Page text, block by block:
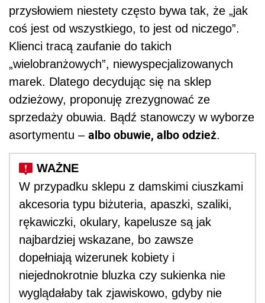
przysłowiem niestety często bywa tak, że „jak
coś jest od wszystkiego, to jest od niczego”.
Klienci tracą zaufanie do takich
„wielobranżowych”, niewyspecjalizowanych
marek. Dlatego decydując się na sklep
odzieżowy, proponuję zrezygnować ze
sprzedaży obuwia. Bądź stanowczy w wyborze
asortymentu – albo obuwie, albo odzież.
W przypadku sklepu z damskimi ciuszkami
akcesoria typu biżuteria, apaszki, szaliki,
rękawiczki, okulary, kapelusze są jak
najbardziej wskazane, bo zawsze
dopełniają wizerunek kobiety i
niejednokrotnie bluzka czy sukienka nie
wyglądałaby tak zjawiskowo, gdyby nie